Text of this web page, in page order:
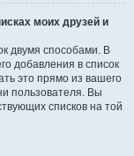
моих друзей и
двумя способами. В
добавления в список
это прямо из вашего
пользователя. Вы
списков на той